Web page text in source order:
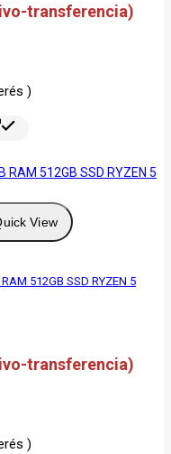
transferencia)
)
View
512GB SSD RYZEN 5
transferencia)
)